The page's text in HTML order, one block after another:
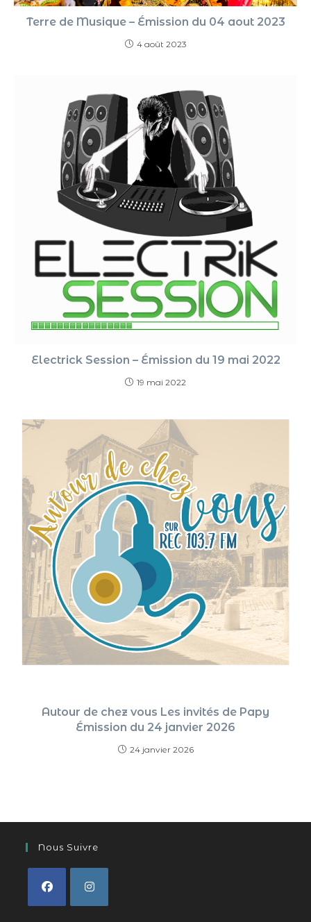
Terre de Musique – Émission du 04 aout 2023
4 août 2023
Electrick Session – Émission du 19 mai 2022
19 mai 2022
Autour de chez vous Les invités de Papy
Émission du 24 janvier 2026
24 janvier 2026
Nous Suivre